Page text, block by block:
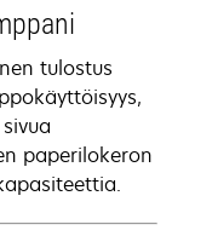
tulostus
paperilokeron